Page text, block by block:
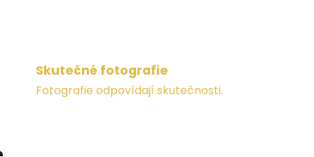
Skutečné fotografie
Fotografie odpovídají skutečnosti.